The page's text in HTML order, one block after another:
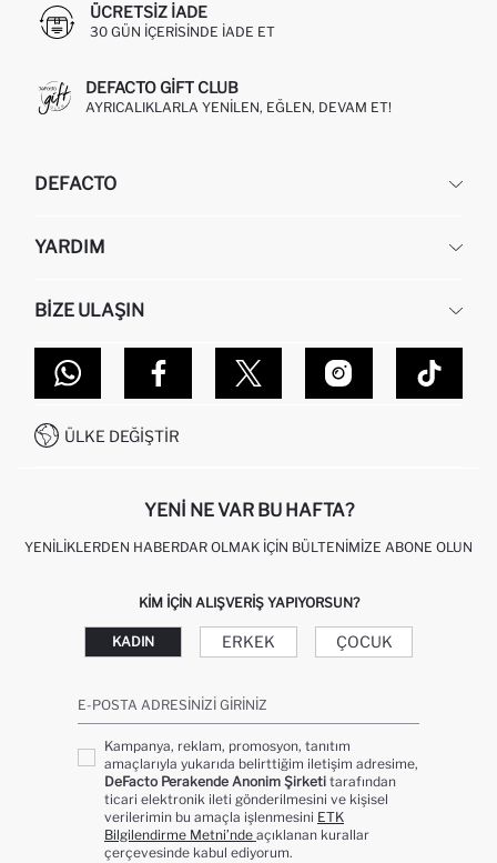
ÜCRETSIZ IADE
30 GÜN IÇERISINDE IADE ET
DEFACTO GIFT CLUB
AYRICALIKLARLA YENILEN, EĞLEN, DEVAM ET!
DEFACTO
HAKKIMIZDA
KURUMSAL SATIŞ
DEFACTO TEKNOLOJI
SITEMAP
YARDIM
SIPARIŞIMI NASIL TAKIP EDERIM?
NASIL İADE EDERIM?
GIFT CLUB SIKÇA SORULAN SORULAR
İŞLEM REHBERI
KAMPANYALAR
BIZE ULAŞIN
MAĞAZALARIMIZ
İLETIŞIM FORMU
0850 333 22 86
ÜLKE DEĞIŞTIR
YENI NE VAR BU HAFTA?
YENILIKLERDEN HABERDAR OLMAK İÇIN BÜLTENIMIZE ABONE OLUN
KIM IÇIN ALIŞVERIŞ YAPIYORSUN?
KADIN ERKEK ÇOCUK
E-POSTA ADRESINIZI GIRINIZ
Kampanya, reklam, promosyon, tanıtım
amaçlarıyla yukarıda belirttiğim iletişim adresime,
DeFacto Perakende Anonim Şirketi tarafından
ticari elektronik ileti gönderilmesini ve kişisel
verilerimin bu amaçla işlenmesini ETK
Bilgilendirme Metni’nde açıklanan kurallar
çerçevesinde kabul ediyorum.